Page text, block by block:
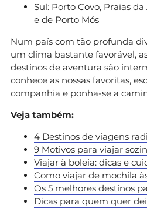
Sul: Porto Covo, Praias
e de Porto Mós
Num país com tão profunda
um clima bastante favorável,
destinos de aventura são
conhece as nossas favoritas,
companhia e ponha-se a
Veja também:
4 Destinos de viagens
9 Motivos para viajar
Viajar à boleia: dicas e
Como viajar de mochila
Os 5 melhores destinos
Dicas para quem quer